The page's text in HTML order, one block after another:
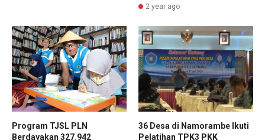
2 year ago
Program TJSL PLN
Berdayakan 327.942
36 Desa di Namorambe Ikuti
Pelatihan TPK3 PKK